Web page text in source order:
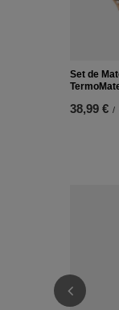
Set de
38,99 € /